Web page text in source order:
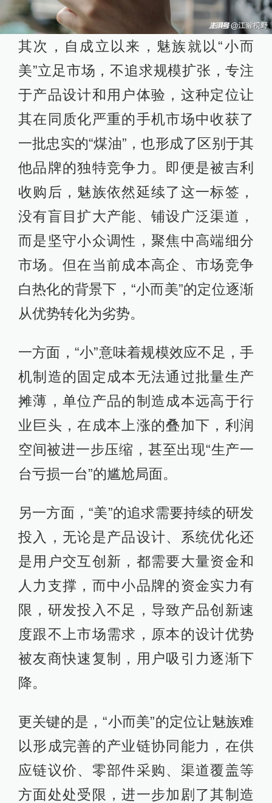
其次，自成立以来，魅族就以“小而
美”立足市场，不追求规模扩张，专注
于产品设计和用户体验，这种定位让
其在同质化严重的手机市场中收获了
一批忠实的“煤油”，也形成了区别于其
他品牌的独特竞争力。即便是被吉利
收购后，魅族依然延续了这一标签，
没有盲目扩大产能、铺设广泛渠道，
而是坚守小众调性，聚焦中高端细分
市场。但在当前成本高企、市场竞争
白热化的背景下，“小而美”的定位逐渐
从优势转化为劣势。
一方面，“小”意味着规模效应不足，手
机制造的固定成本无法通过批量生产
摊薄，单位产品的制造成本远高于行
业巨头，在成本上涨的叠加下，利润
空间被进一步压缩，甚至出现“生产一
台亏损一台”的尴尬局面。
另一方面，“美”的追求需要持续的研发
投入，无论是产品设计、系统优化还
是用户交互创新，都需要大量资金和
人力支撑，而中小品牌的资金实力有
限，研发投入不足，导致产品创新速
度跟不上市场需求，原本的设计优势
被友商快速复制，用户吸引力逐渐下
降。
更关键的是，“小而美”的定位让魅族难
以形成完善的产业链协同能力，在供
应链议价、零部件采购、渠道覆盖等
方面处处受限，进一步加剧了其制造